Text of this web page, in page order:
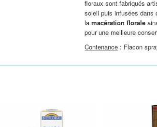
floraux sont fabriqués
soleil puis infusées dans
lamacération florale
pour une meilleure
Contenance : Flacon